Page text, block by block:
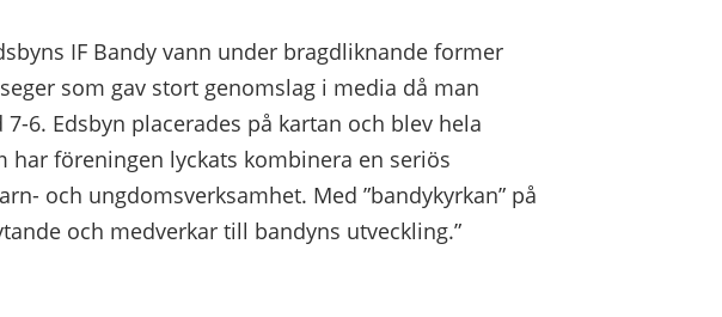
IF Bandy vann under bragdliknande former
som gav stort genomslag i media då man
6. Edsbyn placerades på kartan och blev hela
har föreningen lyckats kombinera en seriös
och ungdomsverksamhet. Med ”bandykyrkan” på
och medverkar till bandyns utveckling.”